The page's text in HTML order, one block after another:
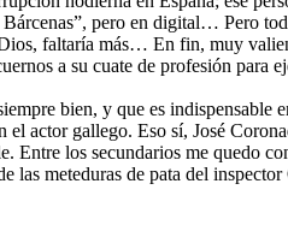
pero en digital… Pero
faltaría más… En fin, muy
a su cuate de profesión para
bien, y que es
actor gallego. Eso sí, José
Entre los secundarios me quedo
las meteduras de pata del